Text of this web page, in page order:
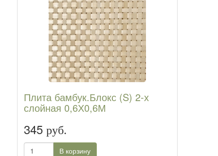
Плита бамбук.Блокс (S) 2-х
слойная 0,6Х0,6М
345 руб.
В корзину